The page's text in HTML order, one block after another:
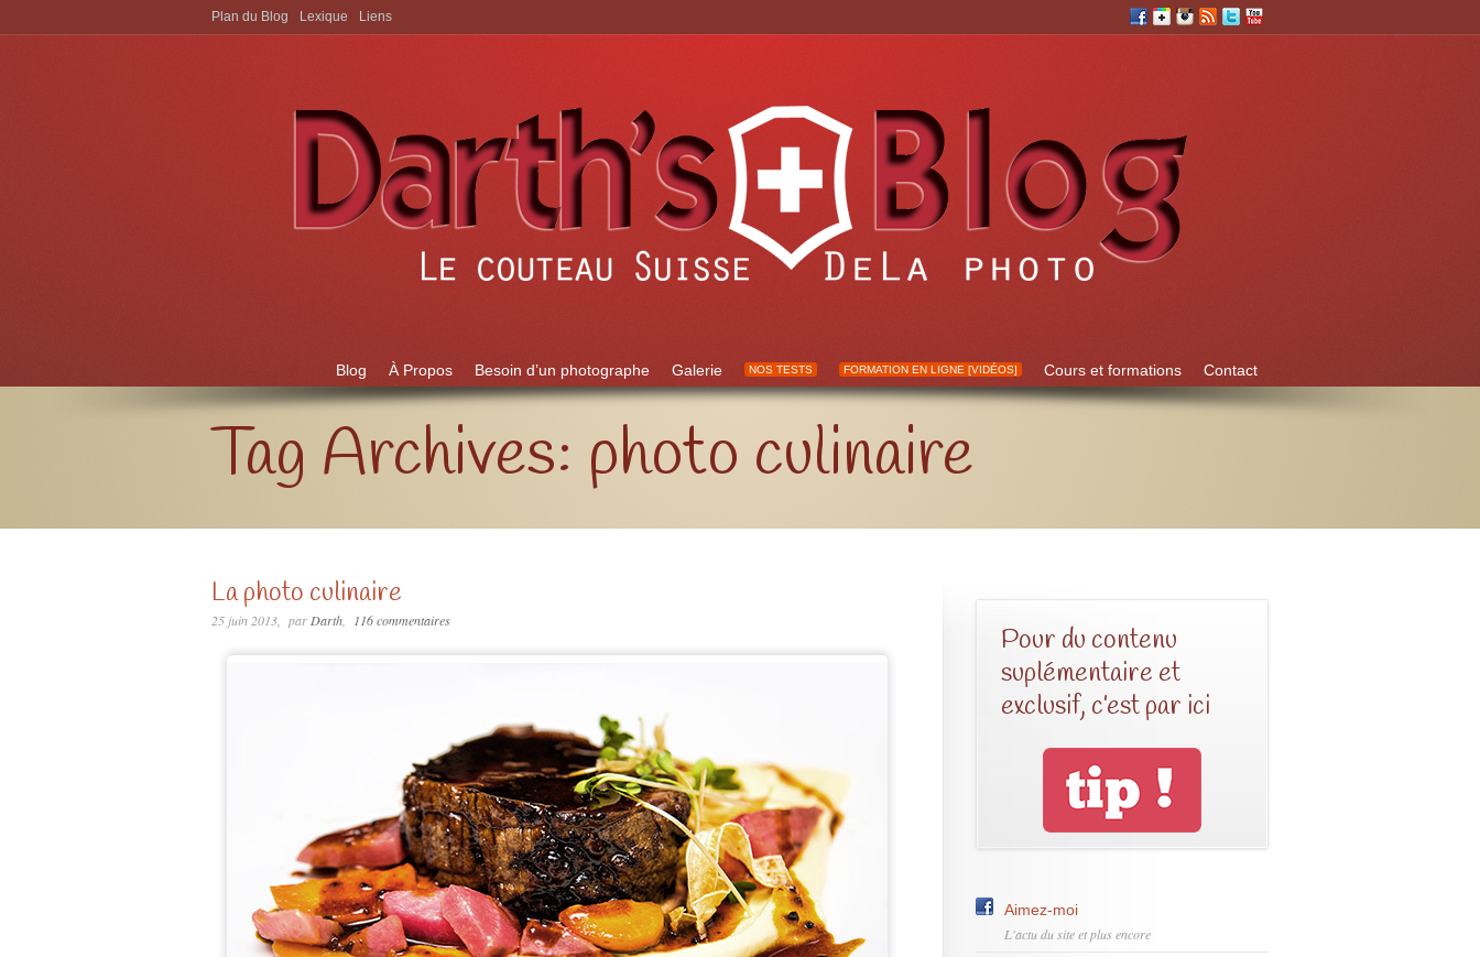
Aller à:
Blog À Propos Besoin d’un photographe Galerie NOS TESTS FORMATION EN LIGNE [VIDÉOS] Cours et formations Contact
Plan du Blog Lexique Liens
Tag Archives: photo culinaire
La photo culinaire
25 juin 2013 par Darth 116 commentaires
Pour du contenu
suplémentaire et
exclusif, c’est par ici
Aimez-moi
L'actu du site et plus encore